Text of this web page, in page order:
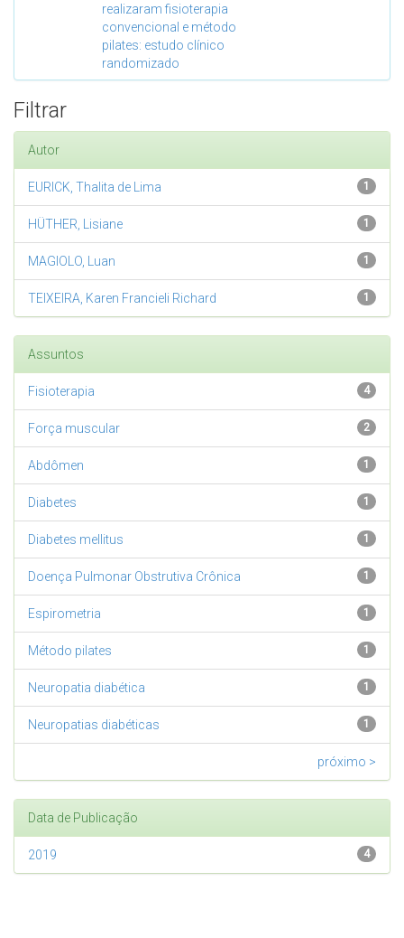
realizaram fisioterapia
convencional e método
pilates: estudo clínico
randomizado
Filtrar
Autor
1
EURICK, Thalita de Lima
1
HÜTHER, Lisiane
1
MAGIOLO, Luan
1
TEIXEIRA, Karen Francieli Richard
Assuntos
4
Fisioterapia
2
Força muscular
1
Abdômen
1
Diabetes
1
Diabetes mellitus
1
Doença Pulmonar Obstrutiva Crônica
1
Espirometria
1
Método pilates
1
Neuropatia diabética
1
Neuropatias diabéticas
próximo >
Data de Publicação
4
2019